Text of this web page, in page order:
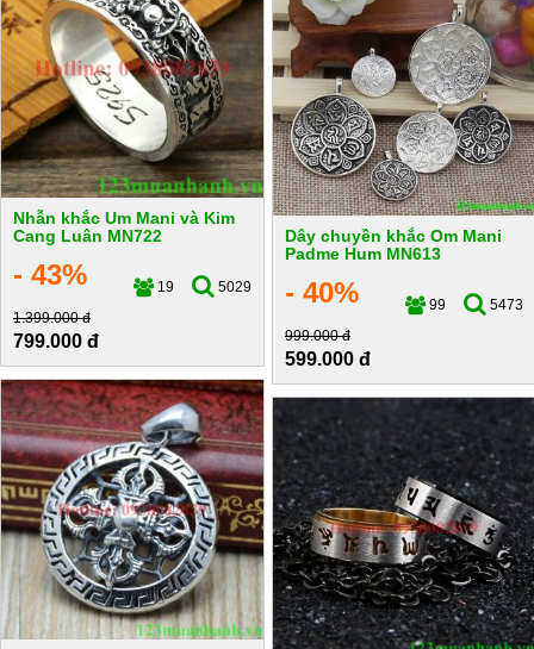
Nhẫn khắc Um Mani và Kim
Cang Luân MN722
- 43% 19
5029
1.399.000 đ
799.000 đ
Dây chuyền khắc Om Mani
Padme Hum MN613
- 40% 99
5473
999.000 đ
599.000 đ